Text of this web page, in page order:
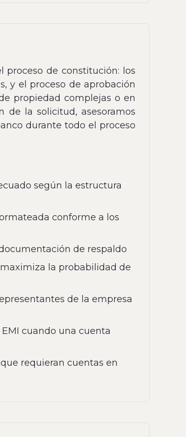
de constitución: los
y el proceso de aprobación
propiedad complejas o en
de la solicitud, asesoramos
durante todo el proceso
según la estructura
conforme a los
de respaldo
la probabilidad de
de la empresa
cuando una cuenta
requieran cuentas en